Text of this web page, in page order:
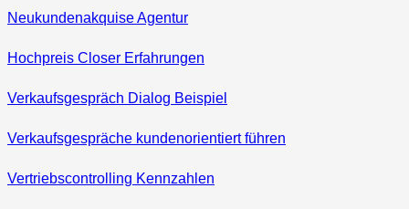
Neukundenakquise Agentur
Hochpreis Closer Erfahrungen
Verkaufsgespräch Dialog Beispiel
Verkaufsgespräche kundenorientiert führen
Vertriebscontrolling Kennzahlen